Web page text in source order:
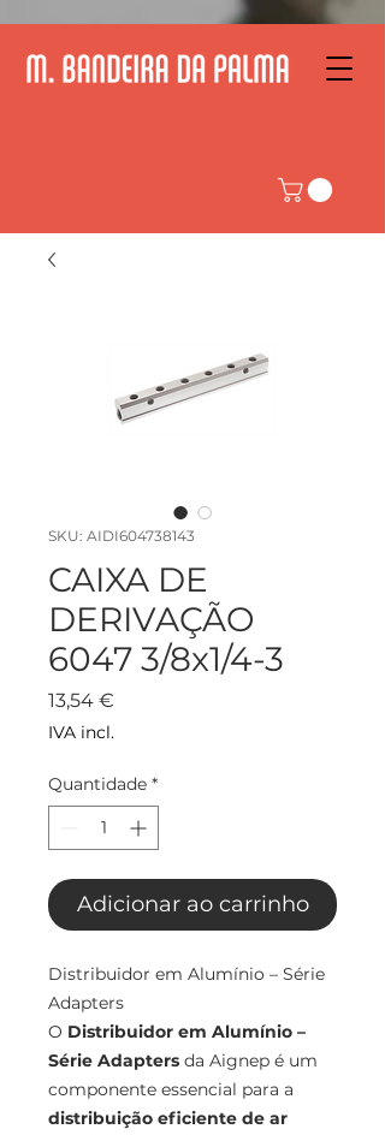
SKU: AIDI604738143
CAIXA DE
DERIVAÇÃO
6047 3/8x1/4-3
13,54 €
IVA incl.
Quantidade *
Adicionar ao carrinho
Distribuidor em Alumínio – Série
Adapters
O Distribuidor em Alumínio –
Série Adapters da Aignep é um
componente essencial para a
distribuição eficiente de ar